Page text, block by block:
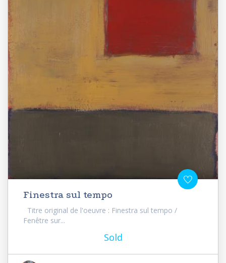
Finestra sul tempo
Titre original de l'oeuvre : Finestra sul tempo /
Fenêtre sur...
Sold